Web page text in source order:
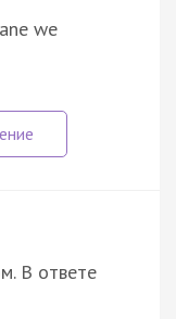
we
В ответе